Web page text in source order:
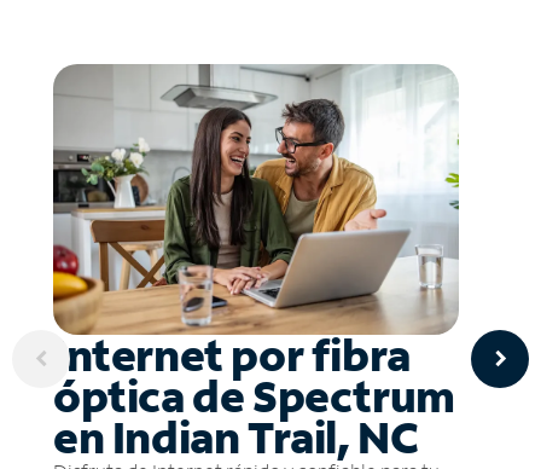
Internet por fibra
óptica de Spectrum
en Indian Trail, NC